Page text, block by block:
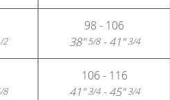
98 - 106
38"5/8- 41"3/4
106 - 116
41"3/4- 45"3/4